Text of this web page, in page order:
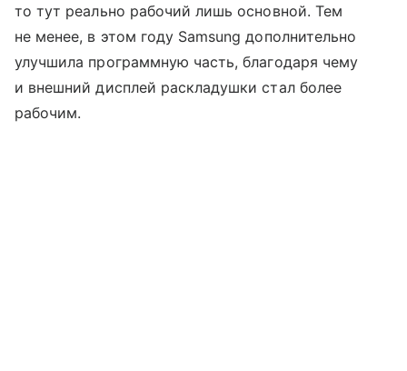
то тут реально рабочий лишь основной. Тем
не менее, в этом году Samsung дополнительно
улучшила программную часть, благодаря чему
и внешний дисплей раскладушки стал более
рабочим.